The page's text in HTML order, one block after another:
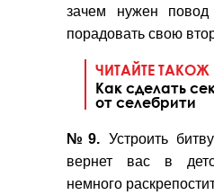
зачем нужен
порадовать свою
ЧИТАЙТЕ ТАКОЖ
Как сделать
от селебрити
№9.Устроить
вернет вас в
немного